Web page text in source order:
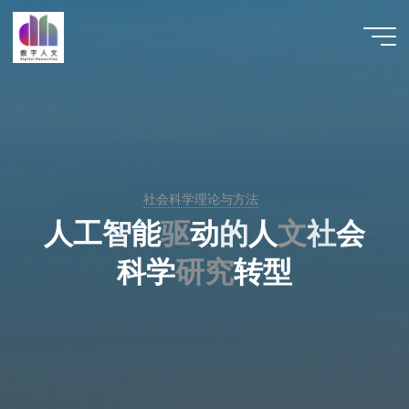
社会科学理论与方法
人工智能驱
驱动的人文
文社会
科学研
研究
究转型